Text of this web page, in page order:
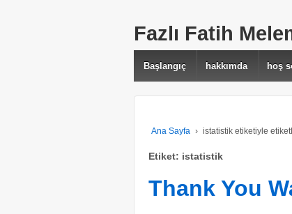
Fazlı Fatih
Başlangıç hakkımda hoş
Ana Sayfa › istatistik etiketiyle
Etiket: istatistik
Thank You